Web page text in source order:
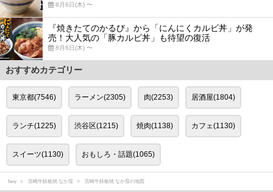
8月6日(木) 〜
『焼きたてのかるび』から「にんにくカルビ丼」が発
売！大人気の「豚カルビ丼」も待望の復活
8月6日(木) 〜
おすすめカテゴリー
東京都(7546) ラーメン(2305) 肉(2253) 居酒屋(1804)
ランチ(1225) 渋谷区(1215) 焼肉(1138) カフェ(1130)
スイーツ(1130) おもしろ・話題(1065)
favy 宮崎牛鉄板焼 なか窪 宮崎牛鉄板焼 なか窪の地図